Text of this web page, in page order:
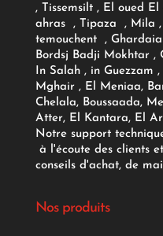
, Tissemsilt , El oued El
ahras , Tipaza , Mila
temouchent ,
Bordsj Badji Mokhtar ,
In Salah , in Guezzam
Mghair , El Meniaa,
Chelala, Boussaada,
Atter, El Kantara, El
Notre support
à l'écoute des clients
conseils d'achat, de
Nos produits